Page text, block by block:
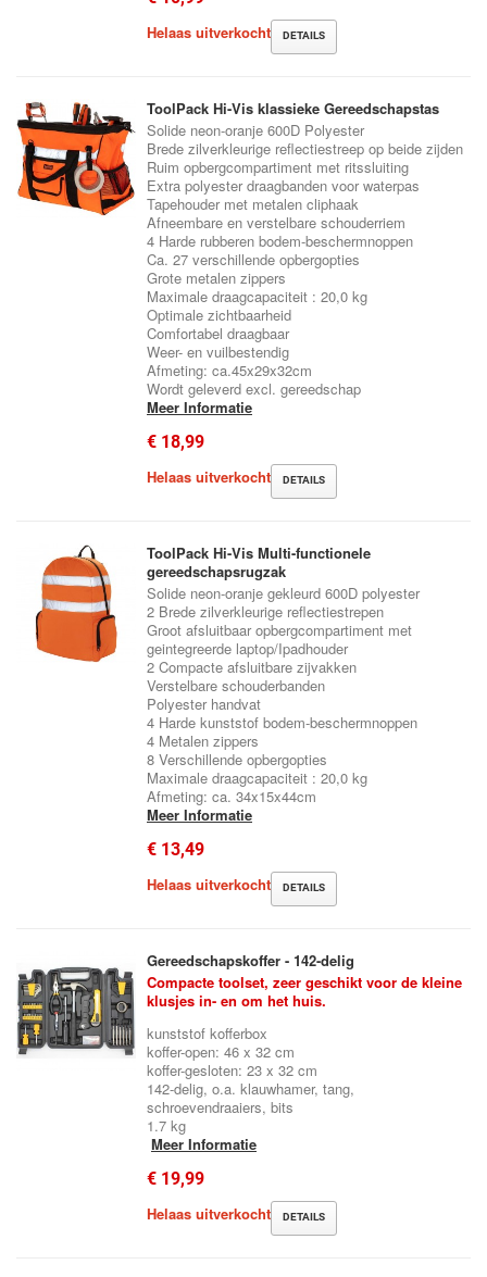
Helaas uitverkocht
DETAILS
ToolPack Hi-Vis klassieke Gereedschapstas
Solide neon-oranje 600D Polyester
Brede zilverkleurige reflectiestreep op beide zijden
Ruim opbergcompartiment met ritssluiting
Extra polyester draagbanden voor waterpas
Tapehouder met metalen cliphaak
Afneembare en verstelbare schouderriem
4 Harde rubberen bodem-beschermnoppen
Ca. 27 verschillende opbergopties
Grote metalen zippers
Maximale draagcapaciteit : 20,0 kg
Optimale zichtbaarheid
Comfortabel draagbaar
Weer- en vuilbestendig
Afmeting: ca.45x29x32cm
Wordt geleverd excl. gereedschap
Meer Informatie
€ 18,99
Helaas uitverkocht
DETAILS
ToolPack Hi-Vis Multi-functionele
gereedschapsrugzak
Solide neon-oranje gekleurd 600D polyester
2 Brede zilverkleurige reflectiestrepen
Groot afsluitbaar opbergcompartiment met
geintegreerde laptop/Ipadhouder
2 Compacte afsluitbare zijvakken
Verstelbare schouderbanden
Polyester handvat
4 Harde kunststof bodem-beschermnoppen
4 Metalen zippers
8 Verschillende opbergopties
Maximale draagcapaciteit : 20,0 kg
Afmeting: ca. 34x15x44cm
Meer Informatie
€ 13,49
Helaas uitverkocht
DETAILS
Gereedschapskoffer - 142-delig
Compacte toolset, zeer geschikt voor de kleine
klusjes in- en om het huis.
kunststof kofferbox
koffer-open: 46 x 32 cm
koffer-gesloten: 23 x 32 cm
142-delig, o.a. klauwhamer, tang,
schroevendraaiers, bits
1.7 kg
Meer Informatie
€ 19,99
Helaas uitverkocht
DETAILS